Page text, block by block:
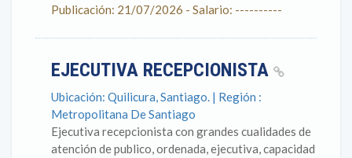
Publicación: 21/07/2026 - Salario: ----------
EJECUTIVA RECEPCIONISTA
Ubicación: Quilicura, Santiago. | Región :
Metropolitana De Santiago
Ejecutiva recepcionista con grandes cualidades de
atención de publico, ordenada, ejecutiva, capacidad